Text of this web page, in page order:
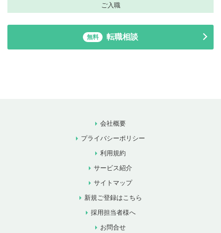
ご入職
無料 転職相談
会社概要
プライバシーポリシー
利用規約
サービス紹介
サイトマップ
新規ご登録はこちら
採用担当者様へ
お問合せ